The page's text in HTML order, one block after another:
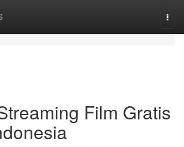
Film Gratis